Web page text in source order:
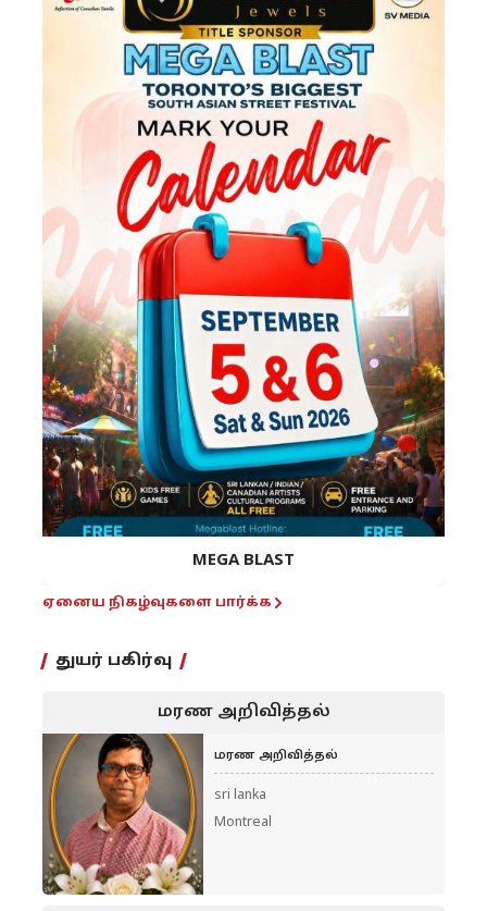
MEGA BLAST
ஏனைய நிகழ்வுகளை பார்க்க
துயர் பகிர்வு
மரண அறிவித்தல்
மரண அறிவித்தல்
sri lanka
Montreal